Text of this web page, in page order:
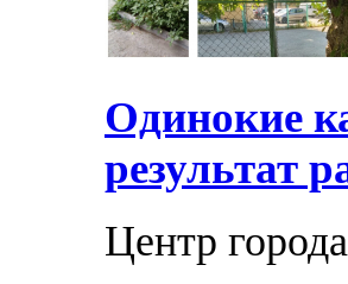
Одинокие
результат
Центр города